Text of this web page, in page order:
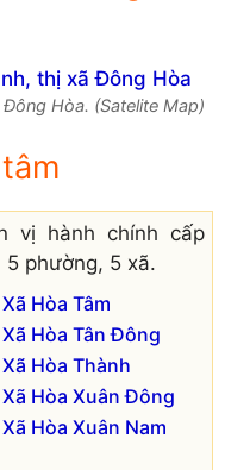
Hòa. (Satelite Map)
vị hành chính cấp
phường, 5 xã.
Xã Hòa Tâm
Xã Hòa Tân Đông
Xã Hòa Thành
Xã Hòa Xuân Đông
Xã Hòa Xuân Nam